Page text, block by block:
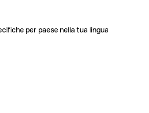
per paese nella tua lingua